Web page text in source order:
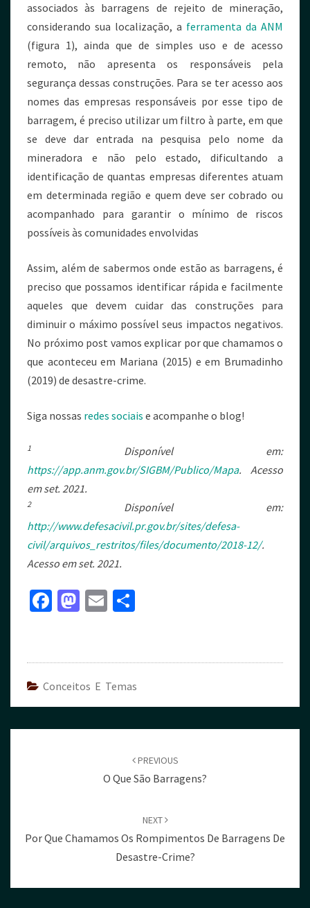
associados às barragens de rejeito de mineração,
considerando sua localização, a ferramenta da ANM
(figura 1), ainda que de simples uso e de acesso
remoto, não apresenta os responsáveis pela
segurança dessas construções. Para se ter acesso aos
nomes das empresas responsáveis por esse tipo de
barragem, é preciso utilizar um filtro à parte, em que
se deve dar entrada na pesquisa pelo nome da
mineradora e não pelo estado, dificultando a
identificação de quantas empresas diferentes atuam
em determinada região e quem deve ser cobrado ou
acompanhado para garantir o mínimo de riscos
possíveis às comunidades envolvidas
Assim, além de sabermos onde estão as barragens, é
preciso que possamos identificar rápida e facilmente
aqueles que devem cuidar das construções para
diminuir o máximo possível seus impactos negativos.
No próximo post vamos explicar por que chamamos o
que aconteceu em Mariana (2015) e em Brumadinho
(2019) de desastre-crime.
Siga nossas redes sociais e acompanhe o blog!
1
Disponível em:
https://app.anm.gov.br/SIGBM/Publico/Mapa. Acesso
em set. 2021.
2Disponível em:
http://www.defesacivil.pr.gov.br/sites/defesa-
civil/arquivos_restritos/files/documento/2018-12/.
Acesso em set. 2021.
Fa
o
o
k
M
d
o
n
E
l
e
Conceitos E Temas
PREVIOUS
O Que São Barragens?
NEXT
Por Que Chamamos Os Rompimentos De Barragens De
Desastre-Crime?